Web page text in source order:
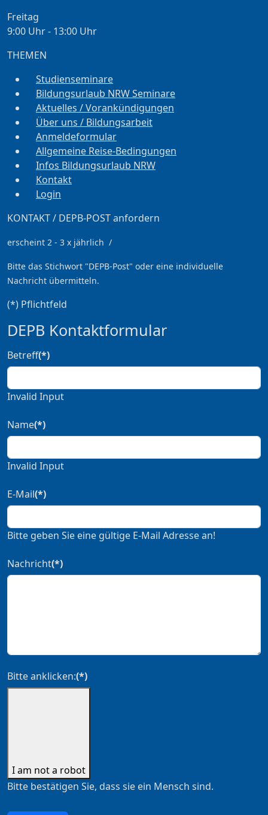
Freitag
9:00 Uhr - 13:00 Uhr
THEMEN
Studienseminare
Bildungsurlaub NRW Seminare
Aktuelles / Vorankündigungen
Über uns / Bildungsarbeit
Anmeldeformular
Allgemeine Reise-Bedingungen
Infos Bildungsurlaub NRW
Kontakt
Login
KONTAKT / DEPB-POST anfordern
erscheint 2 - 3 x jährlich /
Bitte das Stichwort "DEPB-Post" oder eine individuelle
Nachricht übermitteln.
(*) Pflichtfeld
DEPB Kontaktformular
Betreff(*)
Invalid Input
Name(*)
Invalid Input
E-Mail(*)
Bitte geben Sie eine gültige E-Mail Adresse an!
Nachricht(*)
Bitte anklicken:(*)
I am not a robot
Bitte bestätigen Sie, dass sie ein Mensch sind.